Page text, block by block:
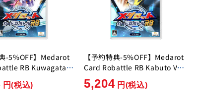
典-5%OFF】Medarot
RB Kuwagata
円(税込)
【予約特典-5%OFF】Medarot
Card Robattle RB Kabuto Ver.
[Imagineer][Switch]
5,204 円 (税込)